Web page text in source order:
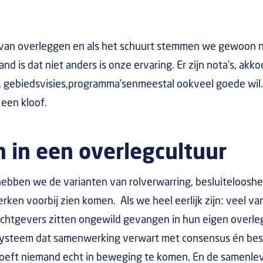
overleggen en als het schuurt stemmen we gewoon
is dat niet anders is onze ervaring. Er zijn nota’s,
,programma’senmeestal ookveel goede
een kloof.
in een overlegcultuur
we de varianten van rolverwarring,
voorbij zien komen. Als we heel eerlijk zijn: veel
zitten ongewild gevangen in hun eigen
dat samenwerking verwart met consensus én
niemand echt in beweging te komen. En de